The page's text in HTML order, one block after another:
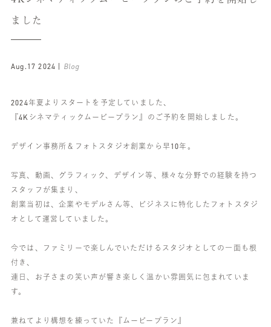
ました
Aug.17 2024 | Blog
2024年夏よりスタートを予定していました、
『4Kシネマティックムービープラン』のご予約を開始しました。
デザイン事務所＆フォトスタジオ創業から早10年。
写真、動画、グラフィック、デザイン等、様々な分野での経験を持つ
スタッフが集まり、
創業当初は、企業やモデルさん等、ビジネスに特化したフォトスタジ
オとして運営していました。
今では、ファミリーで楽しんでいただけるスタジオとしての一面も根
付き、
連日、お子さまの笑い声が響き楽しく温かい雰囲気に包まれていま
す。
兼ねてより構想を練っていた『ムービープラン』